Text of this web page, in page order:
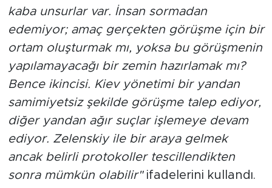
kaba unsurlar var. İnsan sormadan
edemiyor; amaç gerçekten görüşme için bir
ortam oluşturmak mı, yoksa bu görüşmenin
yapılamayacağı bir zemin hazırlamak mı?
Bence ikincisi. Kiev yönetimi bir yandan
samimiyetsiz şekilde görüşme talep ediyor,
diğer yandan ağır suçlar işlemeye devam
ediyor. Zelenskiy ile bir araya gelmek
ancak belirli protokoller tescillendikten
sonra mümkün olabilir"ifadelerini kullandı.